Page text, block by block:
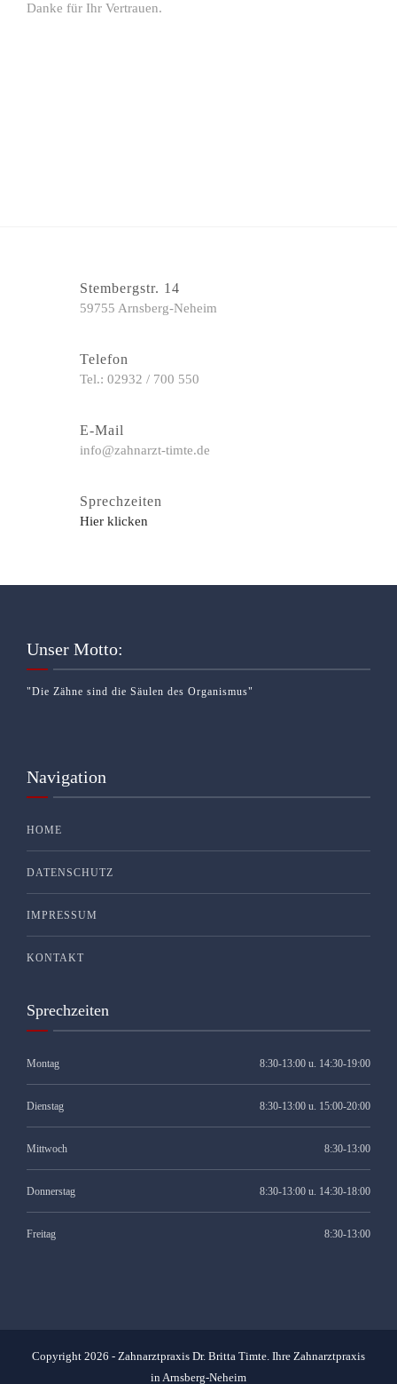
Danke für Ihr Vertrauen.
Stembergstr. 14
59755 Arnsberg-Neheim
Telefon
Tel.: 02932 / 700 550
E-Mail
info@zahnarzt-timte.de
Sprechzeiten
Hier klicken
Unser Motto:
"Die Zähne sind die Säulen des Organismus"
Navigation
HOME
DATENSCHUTZ
IMPRESSUM
KONTAKT
Sprechzeiten
Montag 8:30-13:00 u. 14:30-19:00
Dienstag 8:30-13:00 u. 15:00-20:00
Mittwoch 8:30-13:00
Donnerstag 8:30-13:00 u. 14:30-18:00
Freitag 8:30-13:00
Copyright 2026 - Zahnarztpraxis Dr. Britta Timte. Ihre Zahnarztpraxis
in Arnsberg-Neheim